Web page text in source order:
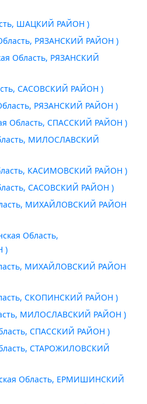
ШАЦКИЙ РАЙОН )
РЯЗАНСКИЙ РАЙОН )
Область, РЯЗАНСКИЙ
САСОВСКИЙ РАЙОН )
РЯЗАНСКИЙ РАЙОН )
Область, СПАССКИЙ РАЙОН )
МИЛОСЛАВСКИЙ
КАСИМОВСКИЙ РАЙОН )
САСОВСКИЙ РАЙОН )
МИХАЙЛОВСКИЙ РАЙОН
Область,
)
МИХАЙЛОВСКИЙ РАЙОН
СКОПИНСКИЙ РАЙОН )
МИЛОСЛАВСКИЙ РАЙОН )
СПАССКИЙ РАЙОН )
СТАРОЖИЛОВСКИЙ
Область, ЕРМИШИНСКИЙ